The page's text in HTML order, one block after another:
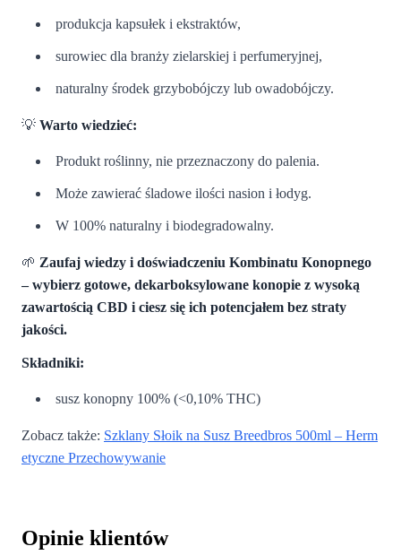
produkcja kapsułek i ekstraktów,
surowiec dla branży zielarskiej i perfumeryjnej,
naturalny środek grzybobójczy lub owadobójczy.
💡 Warto wiedzieć:
Produkt roślinny, nie przeznaczony do palenia.
Może zawierać śladowe ilości nasion i łodyg.
W 100% naturalny i biodegradowalny.
🌱 Zaufaj wiedzy i doświadczeniu Kombinatu Konopnego
– wybierz gotowe, dekarboksylowane konopie z wysoką
zawartością CBD i ciesz się ich potencjałem bez straty
jakości.
Składniki:
susz konopny 100% (<0,10% THC)
Zobacz także: Szklany Słoik na Susz Breedbros 500ml – Herm
etyczne Przechowywanie
Opinie klientów